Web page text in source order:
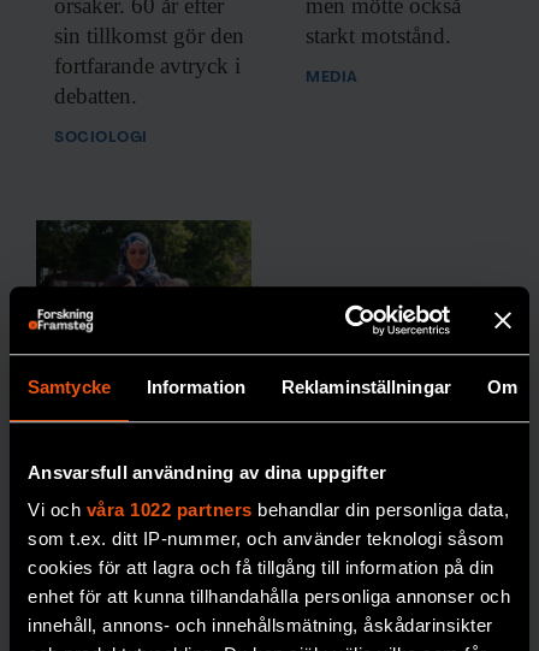
Samtycke Information Reklaminställningar Om
Ansvarsfull användning av dina uppgifter
Vi och våra 1022 partners behandlar din personliga data,
som t.ex. ditt IP-nummer, och använder teknologi såsom
cookies för att lagra och få tillgång till information på din
enhet för att kunna tillhandahålla personliga annonser och
innehåll, annons- och innehållsmätning, åskådarinsikter
2022
Ett rykte om att fler sparare än
banken klarar av är på väg att ta ut
sina pengar kan bli en självuppfyllande
profetia. I värsta fall innebär
Banken
som
löptid till
Bild:
Johan
Den första banken som nu kraschade i
USA, Silicon Valley Bank, var inte
orsaker. 60 år efter
sin tillkomst gör den
fortfarande avtryck i
debatten.
SOCIOLOGI
men mötte också
starkt motstånd.
MEDIA
”Förbjud alla
religiösa
symboler –
inte bara
muslimska”
Sverige har gett
religionsfriheten
företräde framför